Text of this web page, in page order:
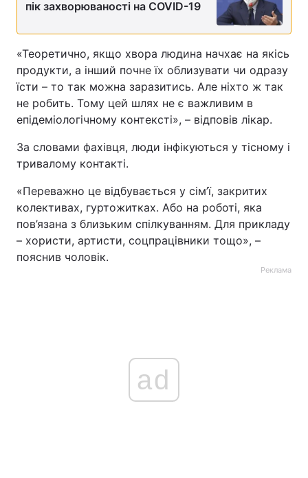
Тема оформлення
пік захворюваності на COVID-19
«Теоретично, якщо хвора людина начхає на якісь
продукти, а інший почне їх облизувати чи одразу
їсти – то так можна заразитись. Але ніхто ж так
не робить. Тому цей шлях не є важливим в
епідеміологічному контексті», – відповів лікар.
За словами фахівця, люди інфікуються у тісному і
тривалому контакті.
«Переважно це відбувається у сім’ї, закритих
колективах, гуртожитках. Або на роботі, яка
пов’язана з близьким спілкуванням. Для прикладу
– хористи, артисти, соцпрацівники тощо», –
пояснив чоловік.
Реклама
ad